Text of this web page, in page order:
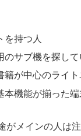
を持つ人
のサブ機を探して
籍が中心のライ
本機能が揃った端
がメインの人は注